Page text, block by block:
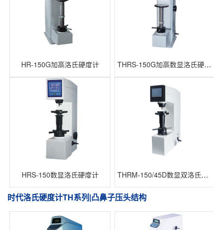
HR-150G加高洛氏硬度计 THRS-150G加高数显洛氏硬度计
HRS-150数显洛氏硬度计 THRM-150/45D数显双洛氏硬度计
时代洛氏硬度计TH系列|凸鼻子压头结构